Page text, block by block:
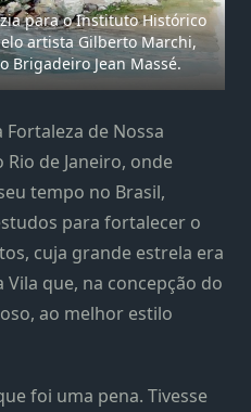
para o Instituto Histórico
artista Gilberto Marchi,
Brigadeiro Jean Massé.
de Nossa
Rio de Janeiro, onde
tempo no Brasil,
para fortalecer o
cuja grande estrela era
que, na concepção do
ao melhor estilo
foi uma pena. Tivesse